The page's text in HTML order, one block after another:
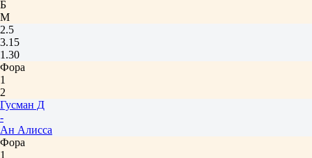
Б
М
2.5
3.15
1.30
Фора
1
2
Гусман Д
-
Ан Алисса
Фора
1